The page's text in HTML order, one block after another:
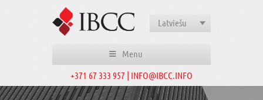
Latviešu
Menu
+371 67 333 957 | INFO@IBCC.INFO